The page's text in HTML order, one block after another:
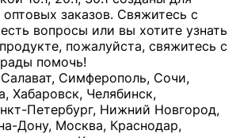
заказов. Свяжитесь с
вопросы или вы хотите узнать
пожалуйста, свяжитесь с
помочь!
Салават, Симферополь, Сочи,
Хабаровск, Челябинск,
Петербург, Нижний Новгород,
Дону, Москва, Краснодар,